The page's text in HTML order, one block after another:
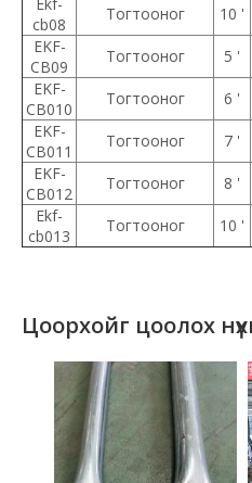
cb08
Тогтооног 10 '
EKF-
CB09
Тогтооног 5 '
EKF-
CB010
Тогтооног 6 '
EKF-
CB011
Тогтооног 7 '
EKF-
CB012
Тогтооног 8 '
Ekf-
cb013
Тогтооног 10 '
Цоорхойг цоолох